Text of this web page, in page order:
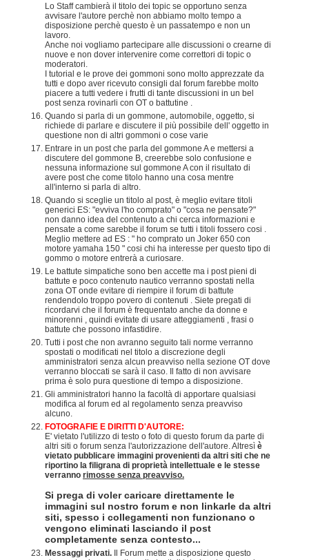
Lo Staff cambierà il titolo dei topic se opportuno senza
avvisare l'autore perchè non abbiamo molto tempo a
disposizione perchè questo è un passatempo e non un
lavoro.
Anche noi vogliamo partecipare alle discussioni o crearne di
nuove e non dover intervenire come correttori di topic o
moderatori.
I tutorial e le prove dei gommoni sono molto apprezzate da
tutti e dopo aver ricevuto consigli dal forum farebbe molto
piacere a tutti vedere i frutti di tante discussioni in un bel
post senza rovinarli con OT o battutine .
Quando si parla di un gommone, automobile, oggetto, si
richiede di parlare e discutere il più possibile dell' oggetto in
questione non di altri gommoni o cose varie
Entrare in un post che parla del gommone A e mettersi a
discutere del gommone B, creerebbe solo confusione e
nessuna informazione sul gommone A con il risultato di
avere post che come titolo hanno una cosa mentre
all'interno si parla di altro.
Quando si sceglie un titolo al post, è meglio evitare titoli
generici ES: "evviva l'ho comprato" o "cosa ne pensate?"
non danno idea del contenuto a chi cerca informazioni e
pensate a come sarebbe il forum se tutti i titoli fossero cosi .
Meglio mettere ad ES : " ho comprato un Joker 650 con
motore yamaha 150 " cosi chi ha interesse per questo tipo di
gommo o motore entrerà a curiosare.
Le battute simpatiche sono ben accette ma i post pieni di
battute e poco contenuto nautico verranno spostati nella
zona OT onde evitare di riempire il forum di battute
rendendolo troppo povero di contenuti . Siete pregati di
ricordarvi che il forum è frequentato anche da donne e
minorenni , quindi evitate di usare atteggiamenti , frasi o
battute che possono infastidire.
Tutti i post che non avranno seguito tali norme verranno
spostati o modificati nel titolo a discrezione degli
amministratori senza alcun preavviso nella sezione OT dove
verranno bloccati se sarà il caso. Il fatto di non avvisare
prima è solo pura questione di tempo a disposizione.
Gli amministratori hanno la facoltà di apportare qualsiasi
modifica al forum ed al regolamento senza preavviso
alcuno.
FOTOGRAFIE E DIRITTI D'AUTORE:
E' vietato l'utilizzo di testo o foto di questo forum da parte di
altri siti o forum senza l'autorizzazione dell'autore. Altresì è
vietato pubblicare immagini provenienti da altri siti che ne
riportino la filigrana di proprietà intellettuale e le stesse
verranno rimosse senza preavviso.
Si prega di voler caricare direttamente le
immagini sul nostro forum e non linkarle da altri
siti, spesso i collegamenti non funzionano o
vengono eliminati lasciando il post
completamente senza contesto...
Messaggi privati. Il Forum mette a disposizione questo